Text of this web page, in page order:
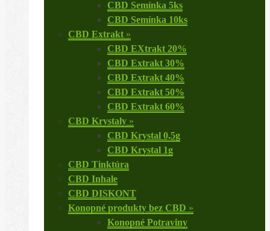
CBD Semínka 5ks
CBD Semínka 10ks
CBD Extrakt »
CBD EXtrakt 20%
CBD Extrakt 30%
CBD Extrakt 40%
CBD Extrakt 50%
CBD Extrakt 60%
CBD Krystaly »
CBD Krystal 0,5g
CBD Krystal 1g
CBD Tinktúra
CBD Inhale
CBD DISKONT
Konopné produkty bez CBD »
Konopné Potraviny